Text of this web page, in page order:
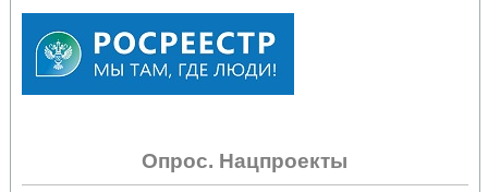
Опрос. Нацпроекты